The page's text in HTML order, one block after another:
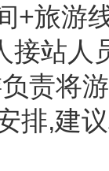
+旅游
接站人
责将
排,建